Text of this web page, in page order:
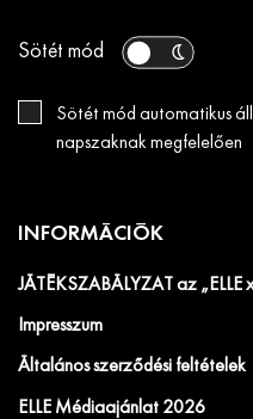
Sötét mód
Sötét mód automatikus
napszaknak megfelelően
INFORMÁCIÓK
JÁTÉKSZABÁLYZAT az
Impresszum
Általános szerződési feltételek
ELLE Médiaajánlat 2026